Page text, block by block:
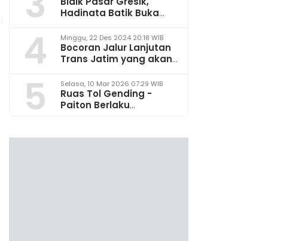
Hadinata Batik Buka
4 Minggu, 22 Des 2024 20:18 WIB
Bocoran Jalur Lanjutan
Trans Jatim yang akan
2025
5 Selasa, 10 Mar 2026 07:29 WIB
Ruas Tol Gending -
Paiton Berlaku